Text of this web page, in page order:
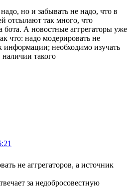
но и забывать не надо, что в
отсылают так много, что
А новостные аггрегаторы уже
что: надо модерировать не
информации; необходимо изучать
наличии такого
не аггрегаторов, а источник
за недобросовестную